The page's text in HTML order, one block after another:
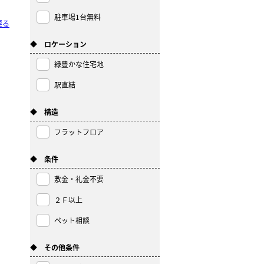
駐車場1台無料
◆ ロケーション
緑豊かな住宅地
駅直結
◆ 構造
フラットフロア
◆ 条件
敷金・礼金不要
２Ｆ以上
ペット相談
◆ その他条件